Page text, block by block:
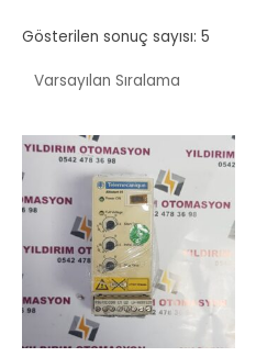
Gösterilen sonuç sayısı: 5